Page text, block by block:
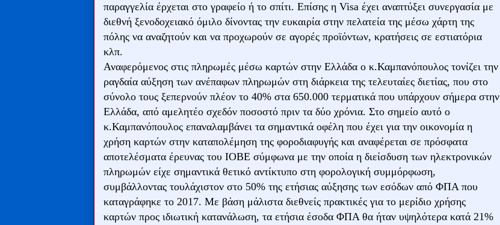
παραγγελία έρχεται στο γραφείο ή το σπίτι. Επίσης η Visa έχει αναπτύξει συνεργασία με
διεθνή ξενοδοχειακό όμιλο δίνοντας την ευκαιρία στην πελατεία της μέσω χάρτη της
πόλης να αναζητούν και να προχωρούν σε αγορές προϊόντων, κρατήσεις σε εστιατόρια
κλπ.
Αναφερόμενος στις πληρωμές μέσω καρτών στην Ελλάδα ο κ.Καμπανόπουλος τονίζει την
ραγδαία αύξηση των ανέπαφων πληρωμών στη διάρκεια της τελευταίες διετίας, που στο
σύνολο τους ξεπερνούν πλέον το 40% στα 650.000 τερματικά που υπάρχουν σήμερα στην
Ελλάδα, από αμελητέο σχεδόν ποσοστό πριν τα δύο χρόνια. Στο σημείο αυτό ο
κ.Καμπανόπουλος επαναλαμβάνει τα σημαντικά οφέλη που έχει για την οικονομία η
χρήση καρτών στην καταπολέμηση της φοροδιαφυγής και αναφέρεται σε πρόσφατα
αποτελέσματα έρευνας του ΙΟΒΕ σύμφωνα με την οποία η διείσδυση των ηλεκτρονικών
πληρωμών είχε σημαντικά θετικό αντίκτυπο στη φορολογική συμμόρφωση,
συμβάλλοντας τουλάχιστον στο 50% της ετήσιας αύξησης των εσόδων από ΦΠΑ που
καταγράφηκε το 2017. Με βάση μάλιστα διεθνείς πρακτικές για το μερίδιο χρήσης
καρτών προς ιδιωτική κατανάλωση, τα ετήσια έσοδα ΦΠΑ θα ήταν υψηλότερα κατά 21%